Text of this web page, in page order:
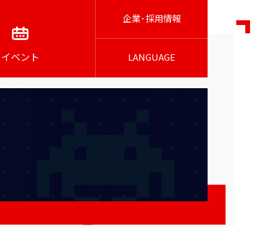
イベント
企業･採用情報
LANGUAGE